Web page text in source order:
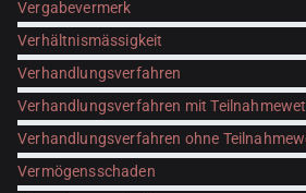
Vergabevermerk
Verhältnismässigkeit
Verhandlungsverfahren
Verhandlungsverfahren mit
Verhandlungsverfahren ohne
Vermögensschaden